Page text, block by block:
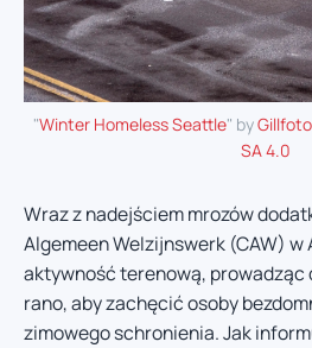
"Winter Homeless Seattle" byGillfoto
SA 4.0
Wraz z nadejściem mrozów
Algemeen Welzijnswerk (CAW)
aktywność terenową, prowadząc
rano, aby zachęcić osoby
zimowego schronienia. Jak